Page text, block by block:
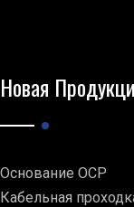
Новая
Основание ОСР
Кабельная